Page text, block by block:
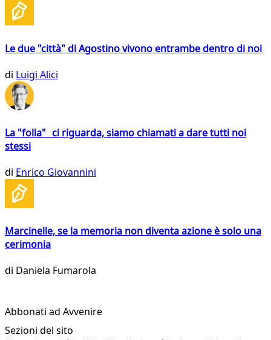
Le due "città" di Agostino vivono entrambe dentro di noi
di Luigi Alici
La "folla" ci riguarda, siamo chiamati a dare tutti noi
stessi
di Enrico Giovannini
Marcinelle, se la memoria non diventa azione è solo una
cerimonia
di Daniela Fumarola
Abbonati ad Avvenire
Sezioni del sito